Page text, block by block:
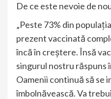
De ce este nevoie de
„Peste 73% din
prezent vaccinată
încă în creştere. Însă
singurul nostru răspuns
Oamenii continuă să se
îmbolnăvească. Va